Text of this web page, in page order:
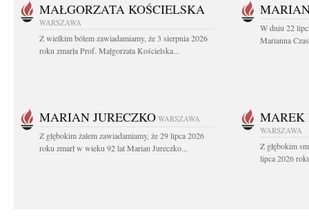
MAŁGORZATA KOŚCIELSKA
WARSZAWA
Z wielkim bólem zawiadamiamy, że 3 sierpnia 2026
roku zmarła Prof. Małgorzata Kościelska...
W dniu 22
Marianna
MARIAN JURECZKO WARSZAWA
Z głębokim żalem zawiadamiamy, że 29 lipca 2026
roku zmarł w wieku 92 lat Marian Jureczko...
MAREK
WARSZAWA
Z głębokim
lipca 2026